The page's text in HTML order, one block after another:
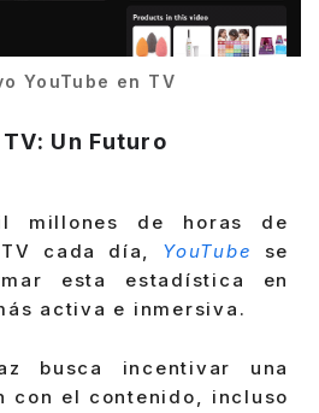
YouTube en TV
Un Futuro
millones de horas de
cada día, YouTube
se
esta estadística en
activa e inmersiva.
busca incentivar una
con el contenido, incluso